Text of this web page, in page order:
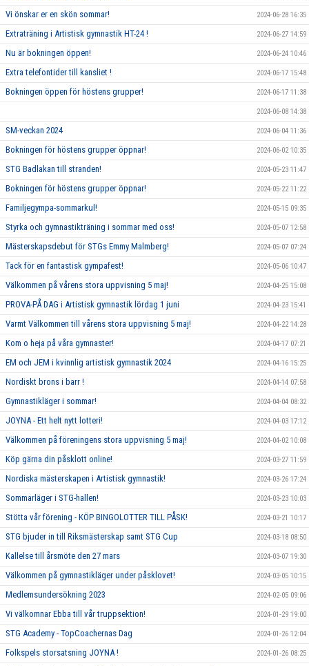
Vi önskar er en skön sommar! 2024-06-28 16:35
Extraträning i Artistisk gymnastik HT-24 ! 2024-06-27 14:59
Nu är bokningen öppen! 2024-06-24 10:46
Extra telefontider till kansliet ! 2024-06-17 15:48
Bokningen öppen för höstens grupper! 2024-06-17 11:38
2024-06-08 14:38
SM-veckan 2024 2024-06-04 11:36
Bokningen för höstens grupper öppnar! 2024-06-02 10:35
STG Badlakan till stranden! 2024-05-23 11:47
Bokningen för höstens grupper öppnar! 2024-05-22 11:22
Familjegympa-sommarkul! 2024-05-15 09:35
Styrka och gymnastikträning i sommar med oss! 2024-05-07 12:58
Mästerskapsdebut för STGs Emmy Malmberg! 2024-05-07 07:24
Tack för en fantastisk gympafest! 2024-05-06 10:47
Välkommen på vårens stora uppvisning 5 maj! 2024-04-25 15:08
PROVA-PÅ DAG i Artistisk gymnastik lördag 1 juni 2024-04-23 15:41
Varmt Välkommen till vårens stora uppvisning 5 maj! 2024-04-22 14:28
Kom o heja på våra gymnaster! 2024-04-17 07:21
EM och JEM i kvinnlig artistisk gymnastik 2024 2024-04-16 15:25
Nordiskt brons i barr ! 2024-04-14 07:58
Gymnastikläger i sommar! 2024-04-04 08:32
JOYNA - Ett helt nytt lotteri! 2024-04-03 17:12
Välkommen på föreningens stora uppvisning 5 maj! 2024-04-02 10:08
Köp gärna din påsklott online! 2024-03-27 11:59
Nordiska mästerskapen i Artistisk gymnastik! 2024-03-26 17:24
Sommarläger i STG-hallen! 2024-03-23 10:03
Stötta vår förening - KÖP BINGOLOTTER TILL PÅSK! 2024-03-21 10:17
STG bjuder in till Riksmästerskap samt STG Cup 2024-03-18 08:50
Kallelse till årsmöte den 27 mars 2024-03-07 19:30
Välkommen på gymnastikläger under påsklovet! 2024-03-05 10:15
Medlemsundersökning 2023 2024-02-05 09:06
Vi välkomnar Ebba till vår truppsektion! 2024-01-29 19:00
STG Academy - TopCoachernas Dag 2024-01-26 12:04
Folkspels storsatsning JOYNA ! 2024-01-26 08:25